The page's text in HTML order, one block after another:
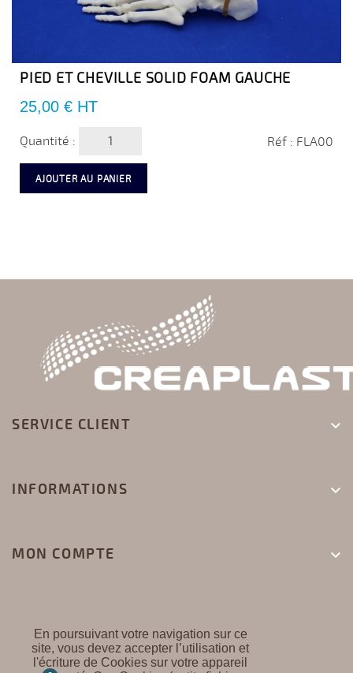
PIED ET CHEVILLE SOLID FOAM GAUCHE
Prix
25,00 € HT
Quantité : Réf : FLA00
AJOUTER AU PANIER
SERVICE CLIENT 
INFORMATIONS 
MON COMPTE 
En poursuivant votre navigation sur ce
site, vous devez accepter l’utilisation et
l'écriture de Cookies sur votre appareil
CREAPLAST ©